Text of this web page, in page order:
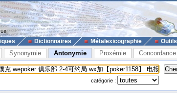
Dictionnaires Métalexicographie Outils
Synonymie Antonymie Proxémie Concordance
catégorie :